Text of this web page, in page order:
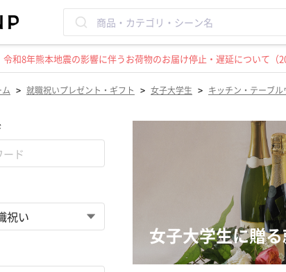
令和8年熊本地震の影響に伴うお荷物のお届け停止・遅延について（
> 就職祝いプレゼント・ギフト > 女子大学生 > キッチン・テーブル
女子大学生に贈